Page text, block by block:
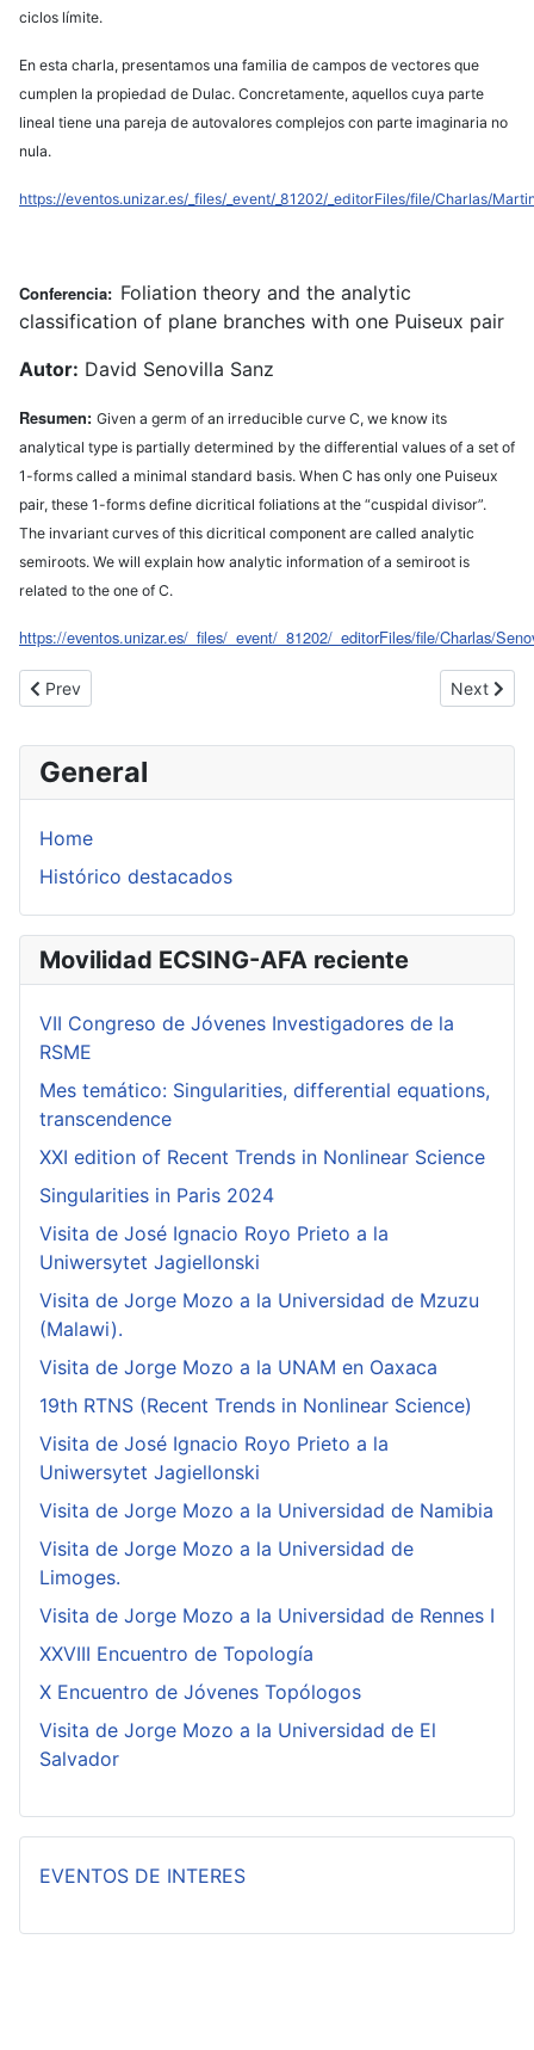
General
Home
Histórico destacados
Movilidad ECSING-AFA reciente
VII Congreso de Jóvenes Investigadores de la
RSME
Mes temático: Singularities, differential equations,
transcendence
XXI edition of Recent Trends in Nonlinear Science
Singularities in Paris 2024
Visita de José Ignacio Royo Prieto a la
Uniwersytet Jagiellonski
Visita de Jorge Mozo a la Universidad de Mzuzu
(Malawi).
Visita de Jorge Mozo a la UNAM en Oaxaca
19th RTNS (Recent Trends in Nonlinear Science)
Visita de José Ignacio Royo Prieto a la
Uniwersytet Jagiellonski
Visita de Jorge Mozo a la Universidad de Namibia
Visita de Jorge Mozo a la Universidad de
Limoges.
Visita de Jorge Mozo a la Universidad de Rennes I
XXVIII Encuentro de Topología
X Encuentro de Jóvenes Topólogos
Visita de Jorge Mozo a la Universidad de El
Salvador
EVENTOS DE INTERES
ciclos límite.
En esta charla, presentamos una familia de campos de vectores que
cumplen la propiedad de Dulac. Concretamente, aquellos cuya parte
lineal tiene una pareja de autovalores complejos con parte imaginaria no
nula.
https://eventos.unizar.es/_files/_event/_81202/_editorFiles/file/Charlas/
Conferencia: Foliation theory and the analytic
classification of plane branches with one Puiseux pair
Autor: David Senovilla Sanz
Resumen: Given a germ of an irreducible curve C, we know its
analytical type is partially determined by the differential values of a set of
1-forms called a minimal standard basis. When C has only one Puiseux
pair, these 1-forms define dicritical foliations at the “cuspidal divisor”.
The invariant curves of this dicritical component are called analytic
semiroots. We will explain how analytic information of a semiroot is
related to the one of C.
https://eventos.unizar.es/_files/_event/_81202/_editorFiles/file/Charlas/
Previous article: XXVIII Encuentro de Topología
Prev Next
Next